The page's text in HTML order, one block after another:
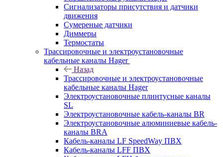
Сигнализаторы присутствия и датчики
движения
Сумереные датчики
Диммеры
Термостаты
Трассировочные и электроустановочные
кабельные каналы Hager
Назад
Трассировочные и электроустановочные
кабельные каналы Hager
Электроустановочные плинтусные каналы
SL
Электроустановочные кабель-каналы BR
Электроустановочные алюминиевые кабель-
каналы BRA
Кабель-каналы LF SpeedWay ПВХ
Кабель-каналы LFF ПВХ